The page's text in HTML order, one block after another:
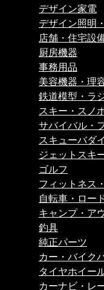
デザイン家電
デザイン照明
店舗・住宅設
厨房機器
事務用品
美容機器・理
鉄道模型・ラ
スキー・スノ
サバイバル・
スキューバダ
ジェットスキ
ゴルフ
フィットネス
自転車・ロー
キャンプ・ア
釣具
純正パーツ
カー・バイク
タイヤホイー
カーナビ・レ